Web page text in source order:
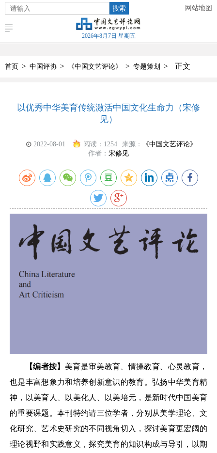
搜索 网站地图
2026年8月7日 星期五
首页 > 中国评协 > 《中国文艺评论》 > 专题策划 > 正文
以优秀中华美育传统激活中国文化生命力（宋修
见）
2022-08-01 阅读： 1254 来源：
《中国文艺评论》
作者： 宋修见
【编者按】 美育是审美教育、情操教育、心灵教育，
也是丰富想象力和培养创新意识的教育。弘扬中华美育精
神，以美育人、以美化人、以美培元，是新时代中国美育
的重要课题。本刊特约请三位学者，分别从美学理论、文
化研究、艺术史研究的不同视角切入，探讨美育更宏阔的
理论视野和实践意义，探究美育的知识构成与导引，以期